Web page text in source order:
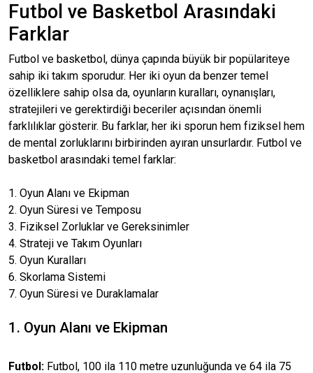
Futbol ve Basketbol Arasındaki
Farklar
Futbol ve basketbol, dünya çapında büyük bir popülariteye
sahip iki takım sporudur. Her iki oyun da benzer temel
özelliklere sahip olsa da, oyunların kuralları, oynanışları,
stratejileri ve gerektirdiği beceriler açısından önemli
farklılıklar gösterir. Bu farklar, her iki sporun hem fiziksel hem
de mental zorluklarını birbirinden ayıran unsurlardır. Futbol ve
basketbol arasındaki temel farklar:
1. Oyun Alanı ve Ekipman
2. Oyun Süresi ve Temposu
3. Fiziksel Zorluklar ve Gereksinimler
4. Strateji ve Takım Oyunları
5. Oyun Kuralları
6. Skorlama Sistemi
7. Oyun Süresi ve Duraklamalar
1. Oyun Alanı ve Ekipman
Futbol: Futbol, 100 ila 110 metre uzunluğunda ve 64 ila 75